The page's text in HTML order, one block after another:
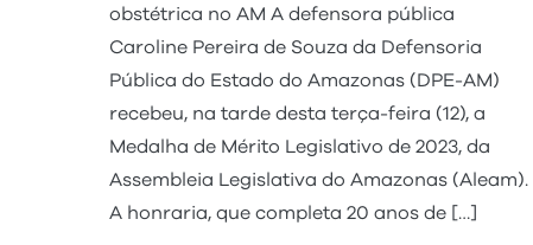
obstétrica no AM A defensora pública
Caroline Pereira de Souza da Defensoria
Pública do Estado do Amazonas (DPE-AM)
recebeu, na tarde desta terça-feira (12), a
Medalha de Mérito Legislativo de 2023, da
Assembleia Legislativa do Amazonas (Aleam).
A honraria, que completa 20 anos de […]